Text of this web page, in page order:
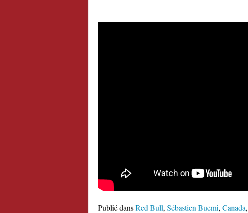
Publié dansRed Bull, Sébastien Buemi, Canada,